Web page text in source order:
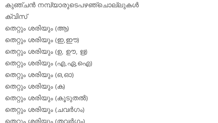
കുഞ്ചന്‍ നമ്പ്യാരുടെപഴഞ്ചൊല്ലുകള്‍
ക്വിസ്
തെറ്റും ശരിയും (ആ)
തെറ്റും ശരിയും (ഇ,ഈ)
തെറ്റും ശരിയും (ഉ, ഊ, ഋ)
തെറ്റും ശരിയും (എ,ഏ,ഐ)
തെറ്റും ശരിയും (ഒ,ഓ)
തെറ്റും ശരിയും (ക)
തെറ്റും ശരിയും (കൂടുതല്‍)
തെറ്റും ശരിയും (ചവര്‍ഗം)
തെറ്റും ശരിയും (തവര്‍ഗം)